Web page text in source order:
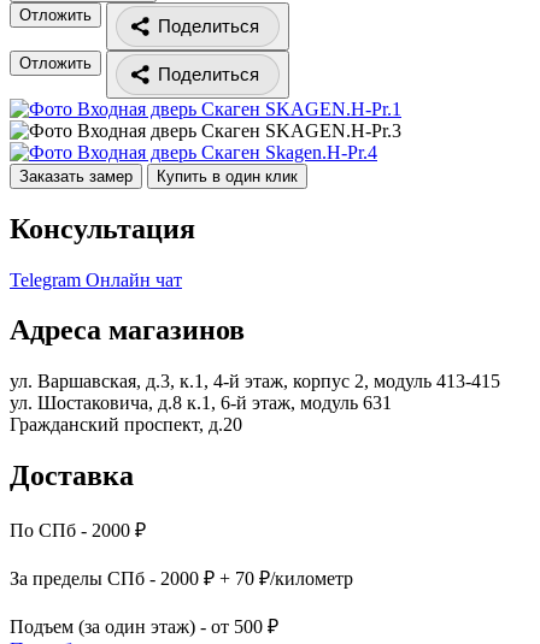
Отложить
Поделиться
Отложить
Поделиться
Заказать замер Купить в один клик
Консультация
Telegram Онлайн чат
Адреса магазинов
ул. Варшавская, д.3, к.1, 4-й этаж, корпус 2, модуль 413-415
ул. Шостаковича, д.8 к.1, 6-й этаж, модуль 631
Гражданский проспект, д.20
Доставка
По СПб - 2000 ₽
За пределы СПб - 2000 ₽ + 70 ₽/километр
Подъем (за один этаж) - от 500 ₽